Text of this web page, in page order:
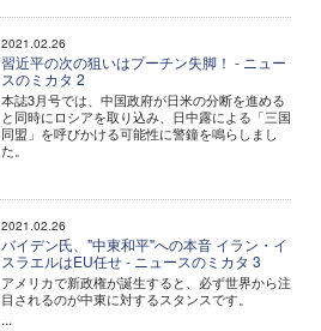
2021.02.26
習近平の次の狙いはプーチン失脚！ - ニュー
スのミカタ 2
本誌3月号では、中国政府が日米の分断を進める
と同時にロシアを取り込み、日中露による「三国
同盟」を呼びかける可能性に警鐘を鳴らしまし
た。
2021.02.26
バイデン氏、"中東和平"への本音 イラン・イ
スラエルはEU任せ - ニュースのミカタ 3
アメリカで新政権が誕生すると、必ず世界から注
目されるのが中東に対するスタンスです。
...